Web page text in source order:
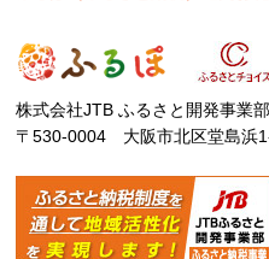
株式会社JTB ふるさと開発事業部
〒530-0004 大阪市北区堂島浜